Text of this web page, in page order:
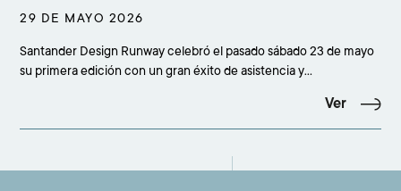
29 DE MAYO 2026
Santander Design Runway celebró el pasado sábado 23 de mayo
su primera edición con un gran éxito de asistencia y
concesionario Adarsa Mercedes-Benz de Santander. La cita
confirmó el interés creciente por la moda emergente y cons
Ver